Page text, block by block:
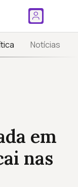
Notícias
em
nas